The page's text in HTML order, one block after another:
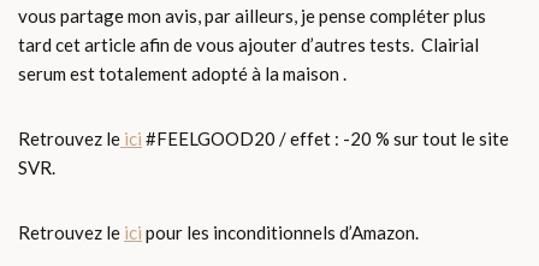
vous partage mon avis, par ailleurs, je pense compléter plus
tard cet article afin de vous ajouter d’autres tests. Clairial
serum est totalement adopté à la maison .
Retrouvez le ici #FEELGOOD20 / effet : -20 % sur tout le site
SVR.
Retrouvez le ici pour les inconditionnels d’Amazon.